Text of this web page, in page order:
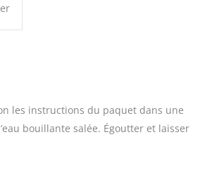
les instructions du paquet dans une
bouillante salée. Égoutter et laisser